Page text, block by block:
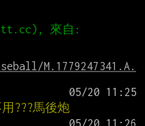
來自:
M.1779247341.A.
???馬後炮